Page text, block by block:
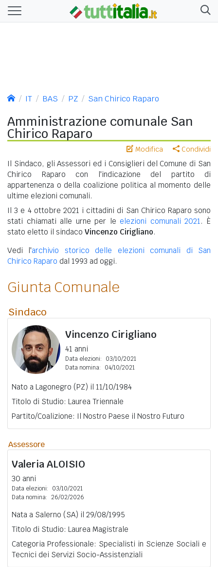
IT BAS PZ San Chirico Raparo
Amministrazione comunale San
Chirico Raparo
Modifica Condividi
Il Sindaco, gli Assessori ed i Consiglieri del Comune di San
Chirico Raparo con l'indicazione del partito di
appartenenza o della coalizione politica al momento delle
ultime elezioni comunali.
Il 3 e 4 ottobre 2021 i cittadini di San Chirico Raparo sono
stati chiamati alle urne per le elezioni comunali 2021 . È
stato eletto il sindaco Vincenzo Cirigliano.
Vedi l'archivio storico delle elezioni comunali di San
Chirico Raparo dal 1993 ad oggi.
Giunta Comunale
Sindaco
Vincenzo Cirigliano
41 anni
Data elezioni:
03/10/2021
Data nomina:
04/10/2021
Nato a Lagonegro (PZ) il 11/10/1984
Titolo di Studio: Laurea Triennale
Partito/Coalizione: Il Nostro Paese il Nostro Futuro
Assessore
ValeriaALOISIO
30 anni
Data elezioni:
03/10/2021
Data nomina: 26/02/2026
Nata a Salerno (SA) il 29/08/1995
Titolo di Studio: Laurea Magistrale
Categoria Professionale: Specialisti in Scienze Sociali e
Tecnici dei Servizi Socio-Assistenziali